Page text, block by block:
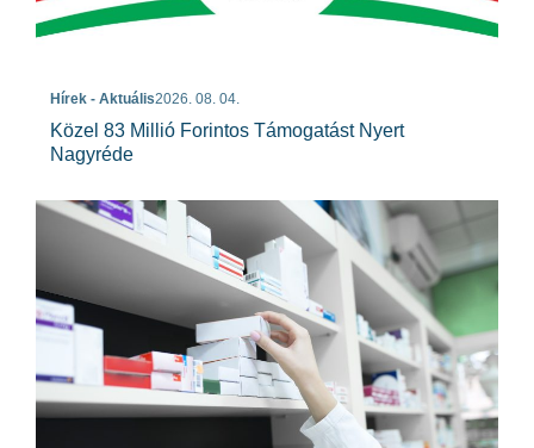
Hírek - Aktuális2026. 08. 04.
Közel 83 Millió Forintos Támogatást Nyert
Nagyréde